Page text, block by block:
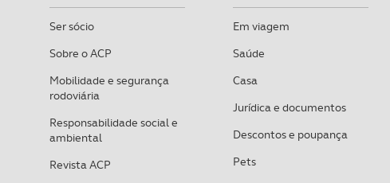
Ser sócio
Sobre o ACP
Mobilidade e segurança
rodoviária
Responsabilidade social e
ambiental
Revista ACP
Em viagem
Saúde
Casa
Jurídica e documentos
Descontos e poupança
Pets